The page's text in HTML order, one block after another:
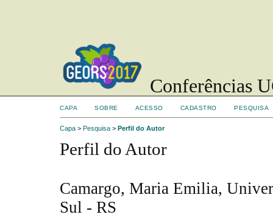
Conferências
CAPA SOBRE ACESSO CADASTRO PESQUISA
Capa > Pesquisa > Perfil do Autor
Perfil do Autor
Camargo, Maria Emilia,
Sul - RS